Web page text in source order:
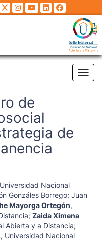
de
de
Universidad Nacional
Gonzáles Borrego; Juan
Mayorga Ortegón,
; Zaida Ximena
Abierta y a Distancia;
, Universidad Nacional